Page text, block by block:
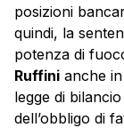
posizioni
quindi, la
potenza di
Ruffini anche
legge di
dell’obbligo di